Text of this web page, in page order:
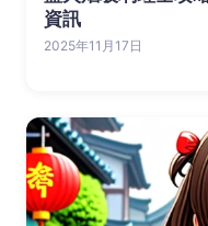
資訊
2025年11月17日